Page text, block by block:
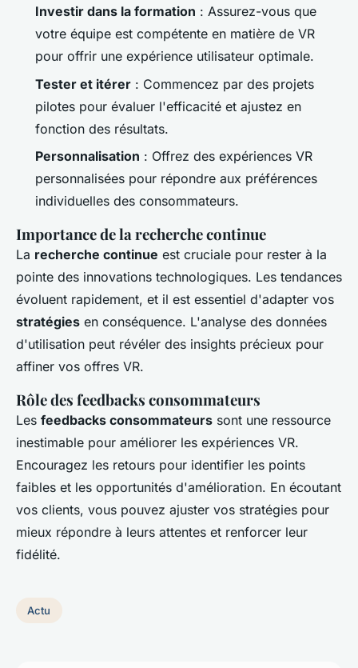
Investir dans la formation : Assurez-vous que
votre équipe est compétente en matière de VR
pour offrir une expérience utilisateur optimale.
Tester et itérer : Commencez par des projets
pilotes pour évaluer l'efficacité et ajustez en
fonction des résultats.
Personnalisation : Offrez des expériences VR
personnalisées pour répondre aux préférences
individuelles des consommateurs.
Importance de la recherche continue
La recherche continue est cruciale pour rester à la
pointe des innovations technologiques. Les tendances
évoluent rapidement, et il est essentiel d'adapter vos
stratégies en conséquence. L'analyse des données
d'utilisation peut révéler des insights précieux pour
affiner vos offres VR.
Rôle des feedbacks consommateurs
Les feedbacks consommateurs sont une ressource
inestimable pour améliorer les expériences VR.
Encouragez les retours pour identifier les points
faibles et les opportunités d'amélioration. En écoutant
vos clients, vous pouvez ajuster vos stratégies pour
mieux répondre à leurs attentes et renforcer leur
fidélité.
Actu